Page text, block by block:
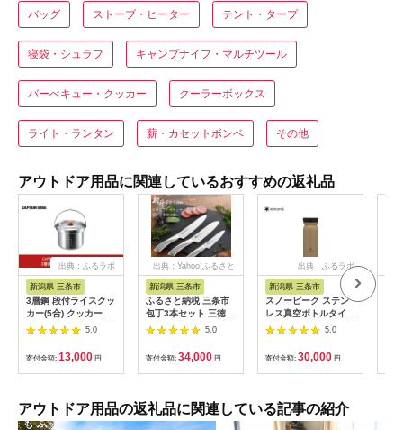
バッグ ストーブ・ヒーター テント・タープ
寝袋・シュラフ キャンプナイフ・マルチツール
バーべキュー・クッカー クーラーボックス
ライト・ランタン 薪・カセットボンベ その他
アウトドア用品に関連しているおすすめの返礼品
出典：ふるラボ
新潟県 三条市
3層鋼 段付ライスクッ
カー(5合) クッカー
CAPTAIN STAG キャ
チン用品 アウトドア
用品 キャンプ用品 防
災 防災グッズ 防災用
5.0
寄付金額: 13,000 円
出典：Yahoo!ふるさと
新潟県 三条市
ふるさと納税 三条市
包丁3本セット 三徳・
牛刀・ペティナイフ
Line]【020P099】
5.0
寄付金額: 34,000 円
出典：ふるラボ
新潟県 三条市
スノーピーク ステン
レス真空ボトルタイプ
M500サンド TW-501-
ンプ用品 アウトドア
用品 防災 防災グッズ
防災用品
5.0
寄付金額: 30,000 円
アウトドア用品の返礼品に関連している記事の紹介